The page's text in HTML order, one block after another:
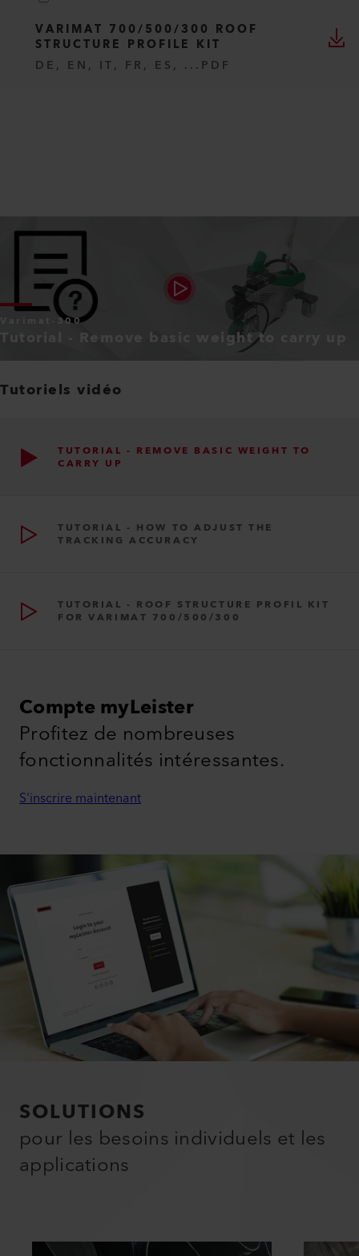
VARIMAT 700/500/300 ROOF
STRUCTURE PROFILE KIT
DE, EN, IT, FR, ES, ... PDF
Varimat-300
Tutorial - Remove basic weight to carry up
Tutoriels vidéo
TUTORIAL - REMOVE BASIC WEIGHT TO
CARRY UP
TUTORIAL - HOW TO ADJUST THE
TRACKING ACCURACY
TUTORIAL - ROOF STRUCTURE PROFIL KIT
FOR VARIMAT 700/500/300
Compte myLeister
Profitez de nombreuses
fonctionnalités intéressantes.
S'inscrire maintenant
SOLUTIONS
pour les besoins individuels et les
applications